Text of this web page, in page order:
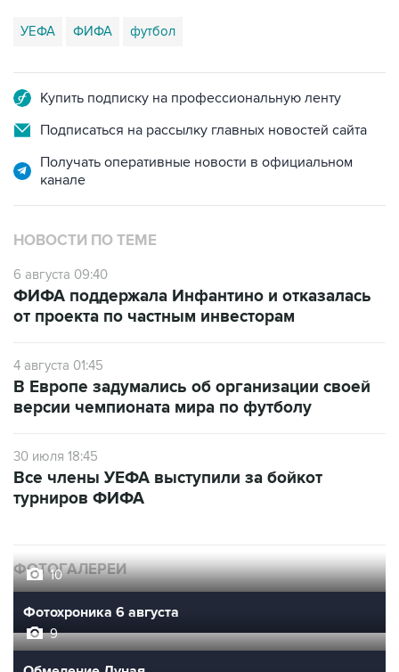
УЕФА ФИФА футбол
Купить подписку на профессиональную ленту
Подписаться на рассылку главных новостей сайта
Получать оперативные новости в официальном
канале
НОВОСТИ ПО ТЕМЕ
6 августа 09:40
ФИФА поддержала Инфантино и отказалась
от проекта по частным инвесторам
4 августа 01:45
В Европе задумались об организации своей
версии чемпионата мира по футболу
30 июля 18:45
Все члены УЕФА выступили за бойкот
турниров ФИФА
ФОТОГАЛЕРЕИ